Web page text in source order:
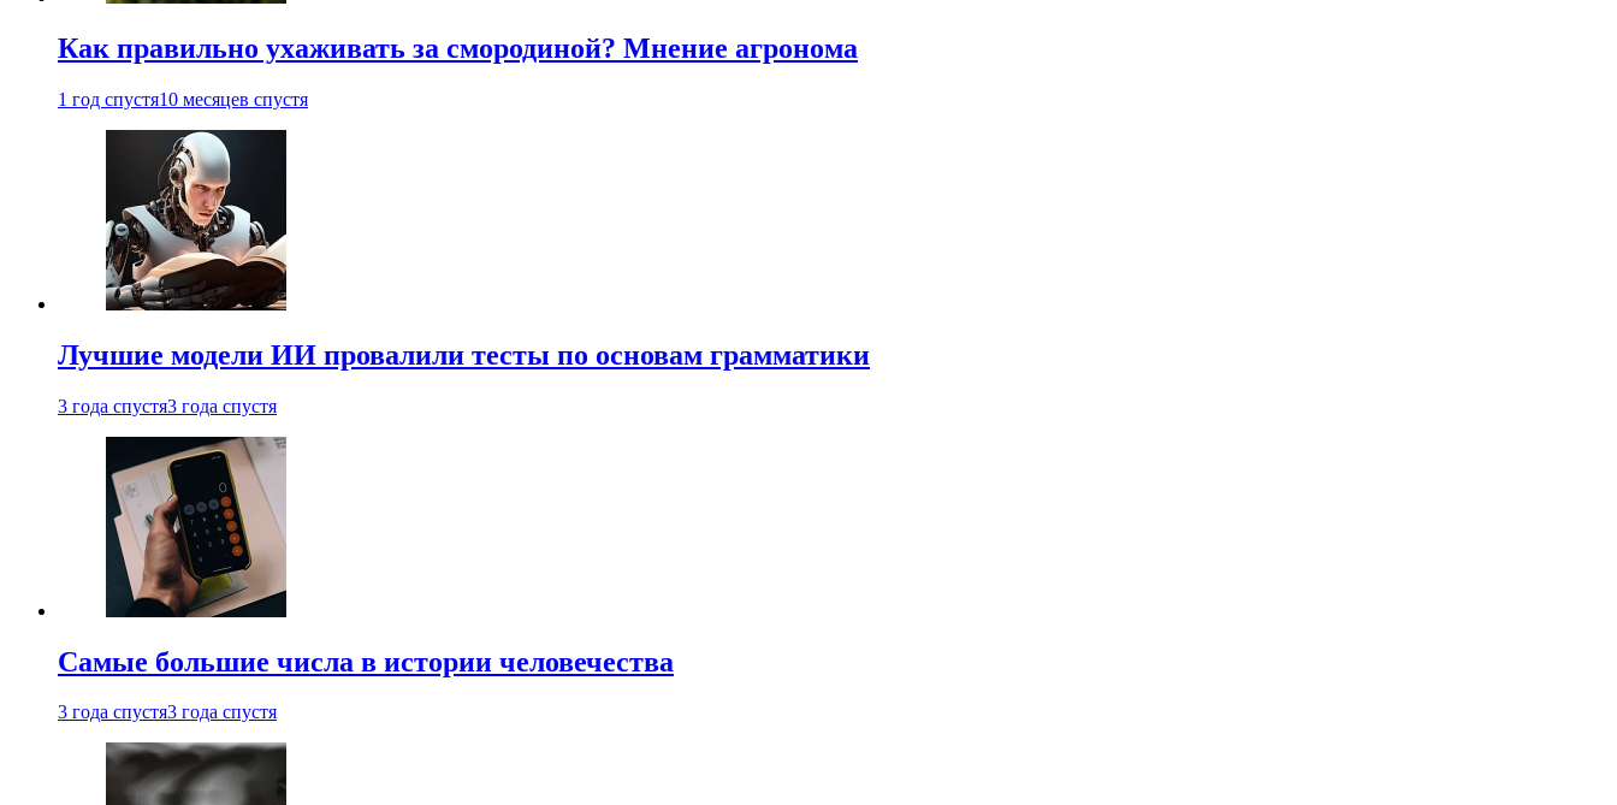
Как правильно ухаживать за смородиной? Мнение агронома
1 год спустя10 месяцев спустя
Лучшие модели ИИ провалили тесты по основам грамматики
3 года спустя3 года спустя
Самые большие числа в истории человечества
3 года спустя3 года спустя